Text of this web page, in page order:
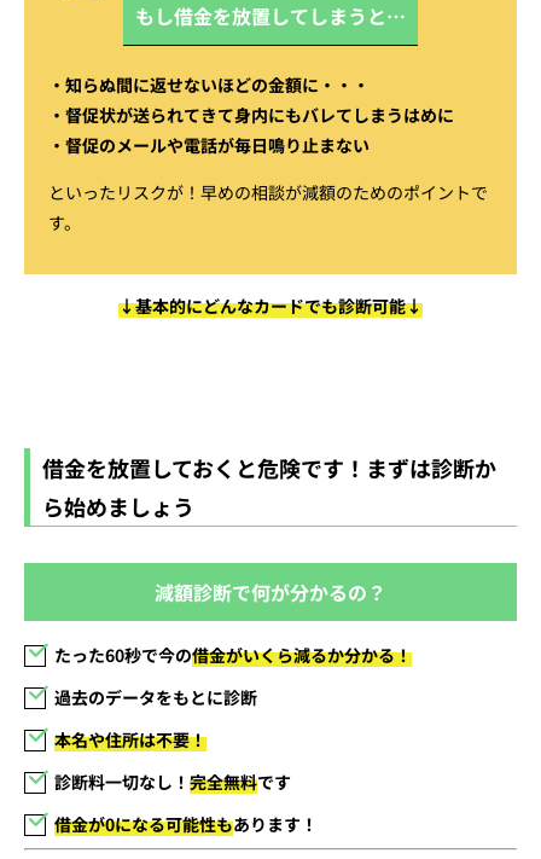
もし借金を放置してしまうと…
知らぬ間に返せないほどの金額に・・・
督促状が送られてきて身内にもバレてしまうはめに
督促のメールや電話が毎日鳴り止まない
といったリスクが！早めの相談が減額のためのポイントで
す。
↓基本的にどんなカードでも診断可能↓
借金を放置しておくと危険です！まずは診断か
ら始めましょう
減額診断で何が分かるの？
たった60秒で今の借金がいくら減るか分かる！
過去のデータをもとに診断
本名や住所は不要！
診断料一切なし！ 完全無料です
借金が0になる可能性もあります！